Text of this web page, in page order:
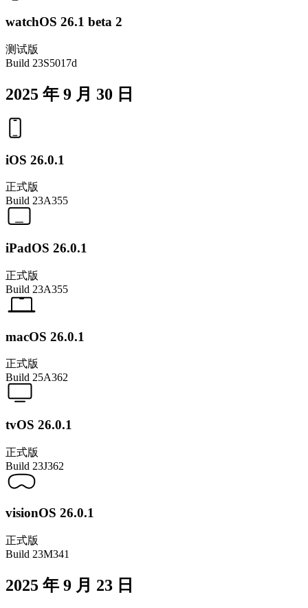
watchOS 26.1 beta 2
测试版
Build 23S5017d
2025 年 9 月 30 日
iOS 26.0.1
正式版
Build 23A355
iPadOS 26.0.1
正式版
Build 23A355
macOS 26.0.1
正式版
Build 25A362
tvOS 26.0.1
正式版
Build 23J362
visionOS 26.0.1
正式版
Build 23M341
2025 年 9 月 23 日